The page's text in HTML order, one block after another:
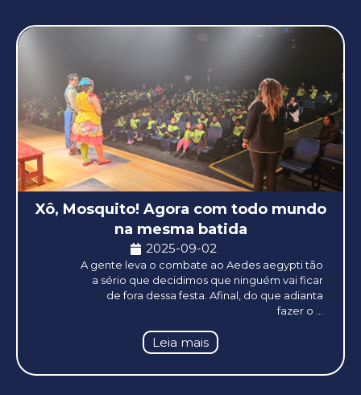
Xô, Mosquito! Agora com todo mundo
na mesma batida
2025-09-02
A gente leva o combate ao Aedes aegypti tão
a sério que decidimos que ninguém vai ficar
de fora dessa festa. Afinal, do que adianta
fazer o ...
Leia mais